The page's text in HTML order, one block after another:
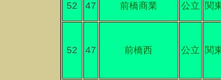
52 47 前橋商業 公立 関
52 47 前橋西 公立 関